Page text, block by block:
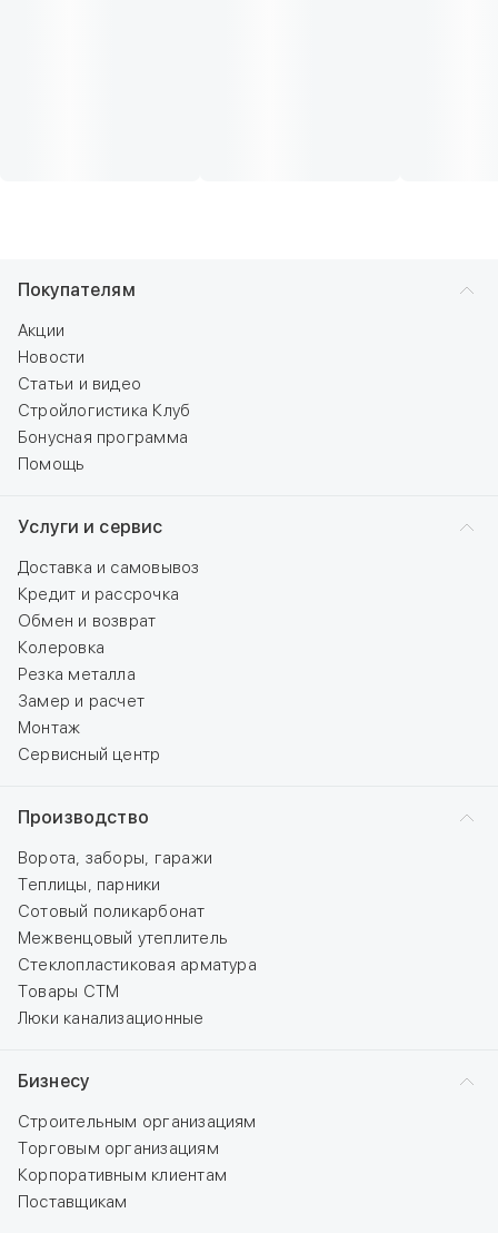
Покупателям
Акции
Новости
Статьи и видео
Стройлогистика Клуб
Бонусная программа
Помощь
Услуги и сервис
Доставка и самовывоз
Кредит и рассрочка
Обмен и возврат
Колеровка
Резка металла
Замер и расчет
Монтаж
Сервисный центр
Производство
Ворота, заборы, гаражи
Теплицы, парники
Сотовый поликарбонат
Межвенцовый утеплитель
Стеклопластиковая арматура
Товары СТМ
Люки канализационные
Бизнесу
Строительным организациям
Торговым организациям
Корпоративным клиентам
Поставщикам